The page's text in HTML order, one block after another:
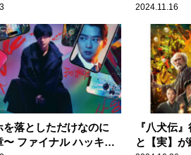
のピュアな
2024.11.16
を落としただけなのに
〜 ファイナル ハッキン
『八犬伝
と【実】